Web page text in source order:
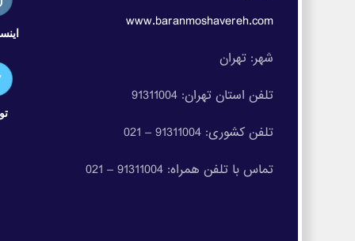
www.baranmoshavereh.com
شهر: تهران
تلفن استان تهران: 91311004
تلفن کشوری: 91311004 – 021
تماس با تلفن همراه: 91311004 – 021